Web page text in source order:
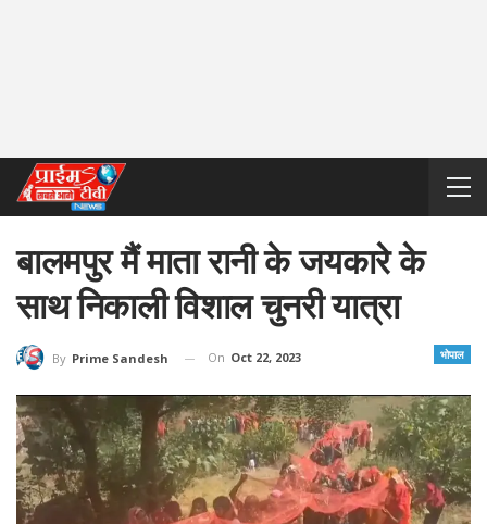
बालमपुर मैं माता रानी के जयकारे के
साथ निकाली विशाल चुनरी यात्रा
भोपाल
By Prime Sandesh On Oct 22, 2023